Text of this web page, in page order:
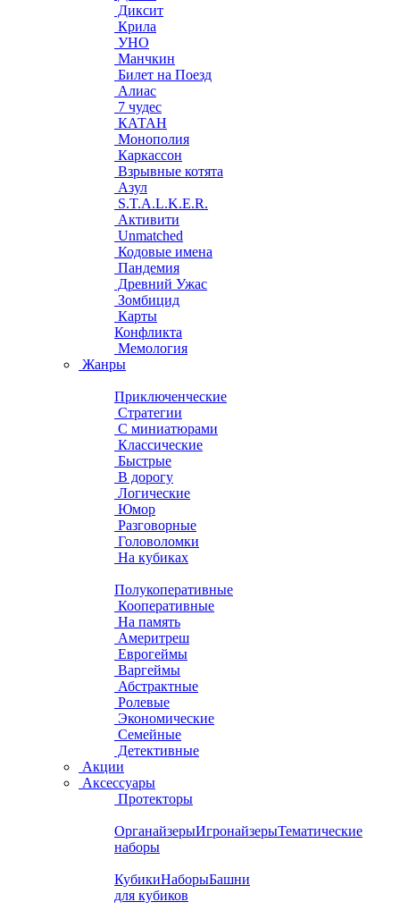
Диксит
Крила
УНО
Манчкин
Билет на Поезд
Алиас
7 чудес
КАТАН
Монополия
Каркассон
Взрывные котята
Азул
S.T.A.L.K.E.R.
Активити
Unmatched
Кодовые имена
Пандемия
Древний Ужас
Зомбицид
Карты
Конфликта
Мемология
Жанры
Приключенческие
Стратегии
С миниатюрами
Классические
Быстрые
В дорогу
Логические
Юмор
Разговорные
Головоломки
На кубиках
Полукоперативные
Кооперативные
На память
Америтреш
Еврогеймы
Варгеймы
Абстрактные
Ролевые
Экономические
Семейные
Детективные
Акции
Аксессуары
Протекторы
ОрганайзерыИгронайзерыТематические
наборы
КубикиНаборыБашни
для кубиков